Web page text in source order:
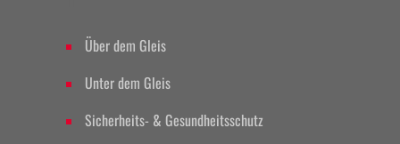
Über dem Gleis
Unter dem Gleis
Sicherheits- & Gesundheitsschutz